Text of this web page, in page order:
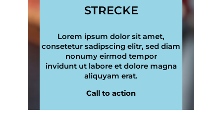
STRECKE
Lorem ipsum dolor sit amet,
consetetur sadipscing elitr, sed diam
nonumy eirmod tempor
invidunt ut labore et dolore magna
aliquyam erat.
Call to action